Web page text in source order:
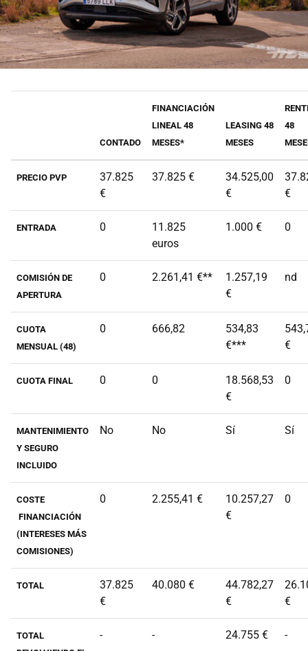
CONTADO
FINANCIACIÓN
LINEAL 48
MESES*
LEASING 48
MESES
48
PRECIO PVP
37.825
€
37.825 €
34.525,00
€
€
ENTRADA 0
11.825
euros
1.000 € 0
COMISIÓN DE
APERTURA
0 2.261,41 €**
1.257,19
€
nd
CUOTA
MENSUAL (48)
0 666,82
534,83
€***
€
CUOTA FINAL 0 0
18.568,53
€
0
MANTENIMIENTO
Y SEGURO
INCLUIDO
No No Sí Sí
COSTE
FINANCIACIÓN
(INTERESES MÁS
COMISIONES)
0 2.255,41 €
10.257,27
€
0
TOTAL
37.825
€
40.080 €
44.782,27
€
€
TOTAL
- - 24.755 € -